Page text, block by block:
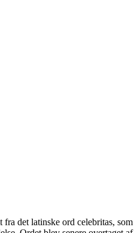
det latinske ord celebritas, som